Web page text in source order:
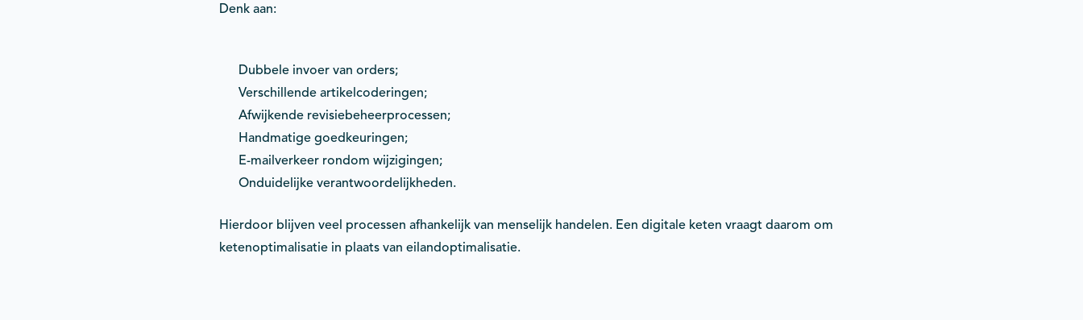
Denk aan:
Dubbele invoer van orders;
Verschillende artikelcoderingen;
Afwijkende revisiebeheerprocessen;
Handmatige goedkeuringen;
E-mailverkeer rondom wijzigingen;
Onduidelijke verantwoordelijkheden.
Hierdoor blijven veel processen afhankelijk van menselijk handelen. Een digitale keten vraagt daarom om
ketenoptimalisatie in plaats van eilandoptimalisatie.